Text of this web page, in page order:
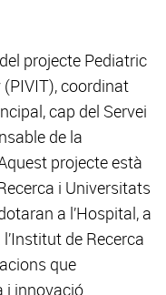
projecte Pediatric
coordinat
cap del Servei
de la
projecte està
i Universitats
a l’Hospital, a
de Recerca
que
i innovació